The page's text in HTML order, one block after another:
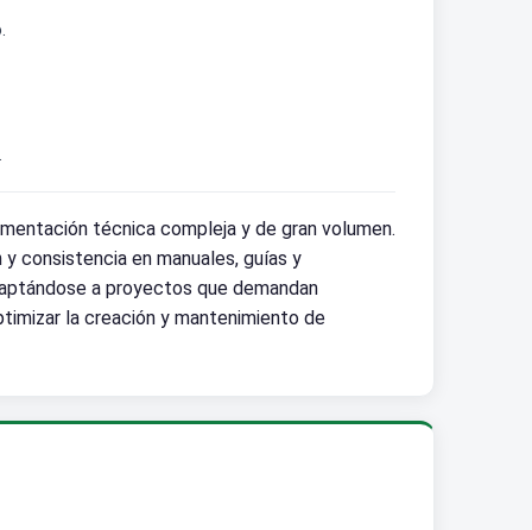
técnica compleja y de gran volumen.
consistencia en manuales, guías y
a proyectos que demandan
la creación y mantenimiento de